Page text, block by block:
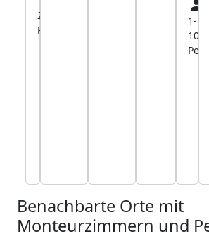
2-12
Pers.
1-
1000
Pers.
Benachbarte Orte mit
Monteurzimmern und